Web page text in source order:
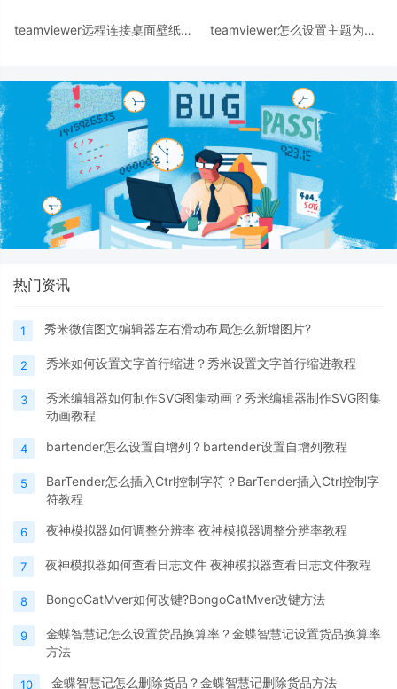
teamviewer远程连接桌面壁纸黑
teamviewer怎么设置主题为亮
热门资讯
1 秀米微信图文编辑器左右滑动布局怎么新增图片?
2 秀米如何设置文字首行缩进？秀米设置文字首行缩进教程
3
秀米编辑器如何制作SVG图集动画？秀米编辑器制作SVG图集
动画教程
4 bartender怎么设置自增列？bartender设置自增列教程
5
BarTender怎么插入Ctrl控制字符？BarTender插入Ctrl控制字
符教程
6 夜神模拟器如何调整分辨率 夜神模拟器调整分辨率教程
7 夜神模拟器如何查看日志文件 夜神模拟器查看日志文件教程
8 BongoCatMver如何改键?BongoCatMver改键方法
9
金蝶智慧记怎么设置货品换算率？金蝶智慧记设置货品换算率
方法
10 金蝶智慧记怎么删除货品？金蝶智慧记删除货品方法